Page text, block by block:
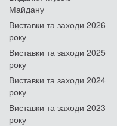
Майдану
Виставки та заходи 2026
року
Виставки та заходи 2025
року
Виставки та заходи 2024
року
Виставки та заходи 2023
року